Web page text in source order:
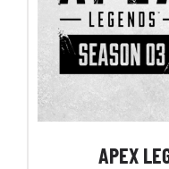
APEX